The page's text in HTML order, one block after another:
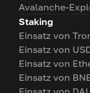
Avalanche-
Staking
Einsatz von
Einsatz von
Einsatz von
Einsatz von